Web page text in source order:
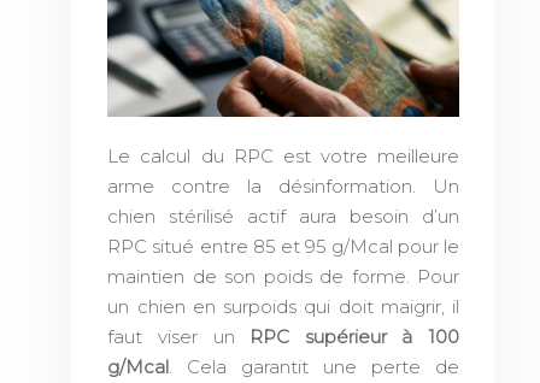
Le calcul du RPC est votre meilleure
arme contre la désinformation. Un
chien stérilisé actif aura besoin d’un
RPC situé entre 85 et 95 g/Mcal pour le
maintien de son poids de forme. Pour
un chien en surpoids qui doit maigrir, il
faut viser un RPC supérieur à 100
g/Mcal . Cela garantit une perte de